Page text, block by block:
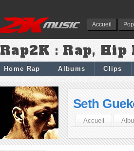
Accueil
Rap2K : Rap, Hip
Home Rap Albums Clips
Seth
Accueil